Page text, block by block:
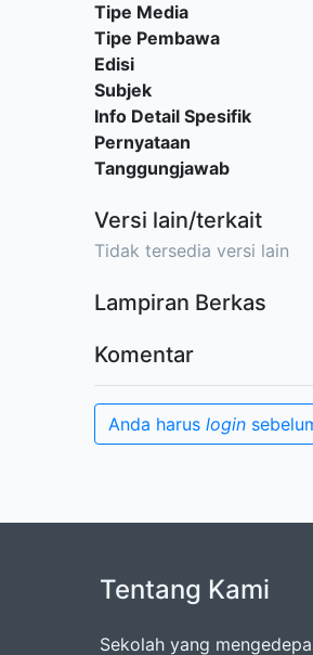
Tipe Media
Tipe Pembawa
Edisi
Subjek
Info Detail Spesifik
Pernyataan
Tanggungjawab
Versi lain/terkait
Tidak tersedia versi lain
Lampiran Berkas
Komentar
Anda harus login
Tentang Kami
Sekolah yang